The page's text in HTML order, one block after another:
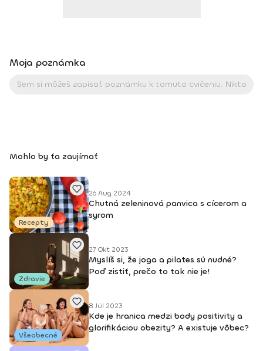
Moja poznámka
Mohlo by ťa zaujímať
Recepty
26 Aug 2024
Chutná zeleninová panvica s cícerom a
syrom
Zdravie
27 Okt 2023
Myslíš si, že joga a pilates sú nudné?
Poď zistiť, prečo to tak nie je!
Všeobecné
8 Júl 2023
Kde je hranica medzi body positivity a
glorifikáciou obezity? A existuje vôbec?